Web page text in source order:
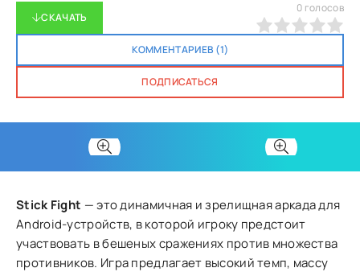
СКАЧАТЬ
КОММЕНТАРИЕВ (1)
ПОДПИСАТЬСЯ
0 голосов
Stick Fight — это динамичная и зрелищная аркада для
Android-устройств, в которой игроку предстоит
участвовать в бешеных сражениях против множества
противников. Игра предлагает высокий темп, массу